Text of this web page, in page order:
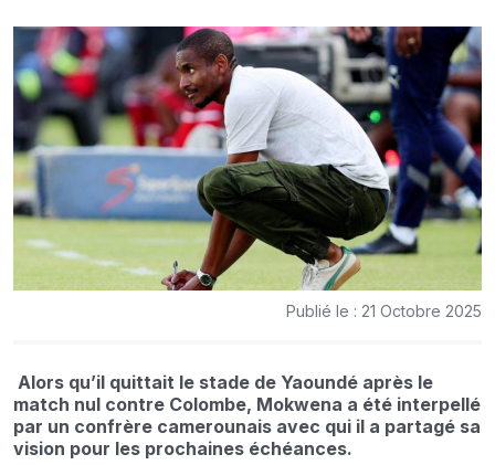
Publié le : 21 Octobre 2025
Alors qu’il quittait le stade de Yaoundé après le
match nul contre Colombe, Mokwena a été interpellé
par un confrère camerounais avec qui il a partagé sa
vision pour les prochaines échéances.